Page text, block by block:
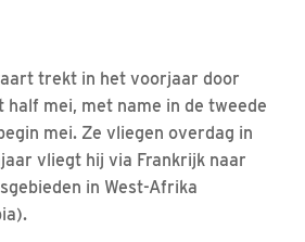
trekt in het voorjaar door
mei, met name in de tweede
mei. Ze vliegen overdag in
vliegt hij via Frankrijk naar
in West-Afrika